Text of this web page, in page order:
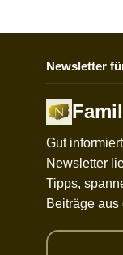
Newsletter
Gut
Newsletter
Tipps,
Beiträge